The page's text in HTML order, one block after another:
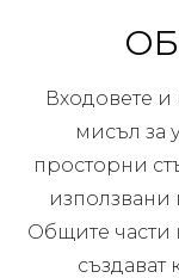
Входовете
мисъл за
просторни
използвани
Общите части